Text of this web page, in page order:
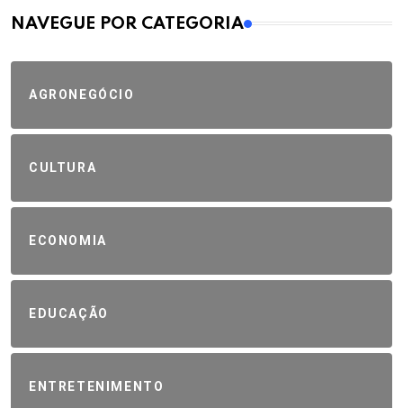
MAIS VISTOS
NAVEGUE POR CATEGORIA
AGRONEGÓCIO
CULTURA
ECONOMIA
EDUCAÇÃO
ENTRETENIMENTO